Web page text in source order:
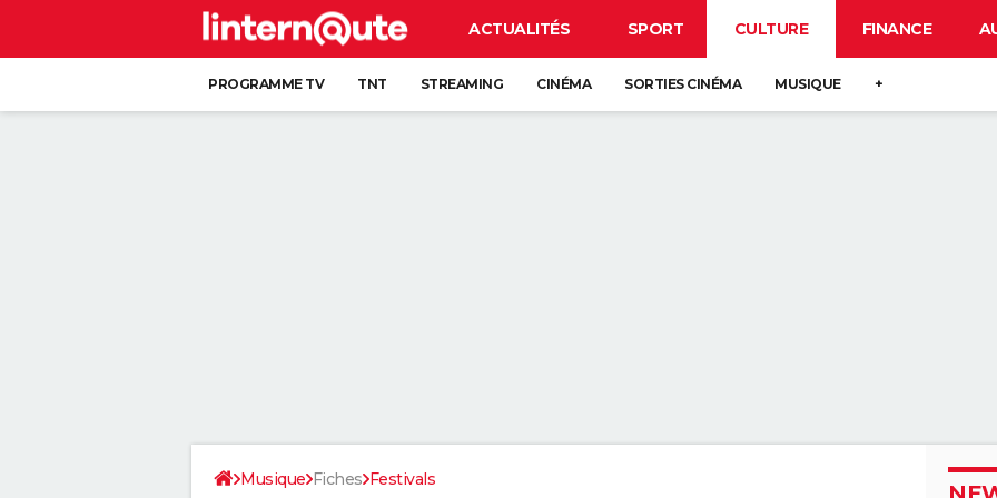
ACTUALITÉS SPORT CULTURE FINANCE
PROGRAMME TV TNT STREAMING CINÉMA SORTIES CINÉMA MUSIQUE +
Musique Fiches Festivals